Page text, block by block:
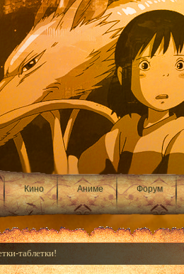
Кино Аниме Форум
таблетки!